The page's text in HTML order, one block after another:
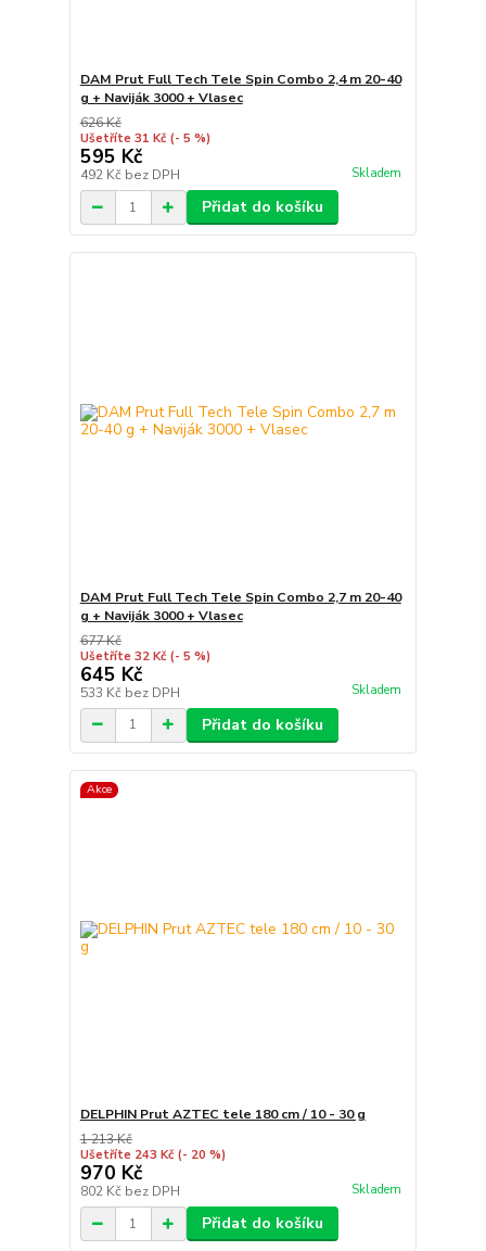
DAM Prut Full Tech Tele Spin Combo 2,4 m 20-40
g + Naviják 3000 + Vlasec
626 Kč
Ušetříte 31 Kč (- 5 %)
595 Kč
492 Kč bez DPH Skladem
Přidat do košíku
DAM Prut Full Tech Tele Spin Combo 2,7 m 20-40
g + Naviják 3000 + Vlasec
677 Kč
Ušetříte 32 Kč (- 5 %)
645 Kč
533 Kč bez DPH Skladem
Přidat do košíku
Akce
DELPHIN Prut AZTEC tele 180 cm / 10 - 30 g
1 213 Kč
Ušetříte 243 Kč (- 20 %)
970 Kč
802 Kč bez DPH Skladem
Přidat do košíku